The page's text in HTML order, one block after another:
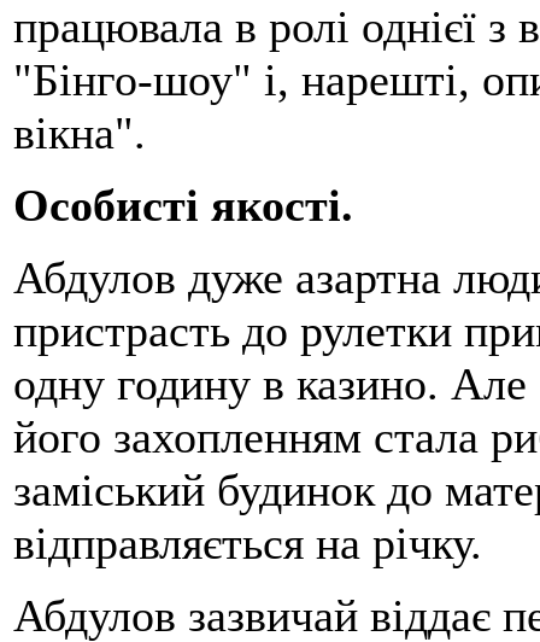
працювала в ролі однієї
"Бінго-шоу" і, нарешті,
вікна".
Особисті якості.
Абдулов дуже азартна
пристрасть до рулетки
одну годину в казино.
його захопленням стала
заміський будинок до
відправляється на річку.
Абдулов зазвичай віддає